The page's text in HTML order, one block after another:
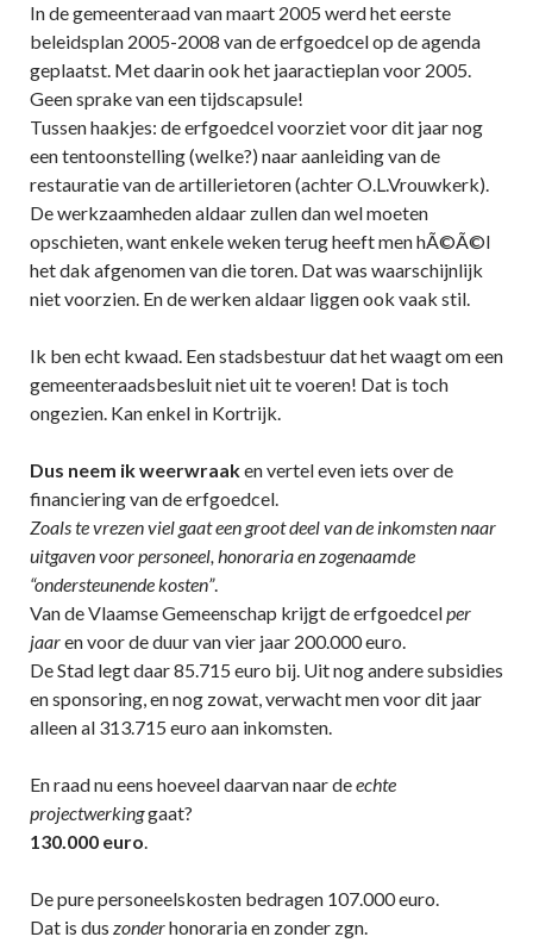
In de gemeenteraad van maart 2005 werd het eerste
beleidsplan 2005-2008 van de erfgoedcel op de agenda
geplaatst. Met daarin ook het jaaractieplan voor 2005.
Geen sprake van een tijdscapsule!
Tussen haakjes: de erfgoedcel voorziet voor dit jaar nog
een tentoonstelling (welke?) naar aanleiding van de
restauratie van de artillerietoren (achter O.L.Vrouwkerk).
De werkzaamheden aldaar zullen dan wel moeten
opschieten, want enkele weken terug heeft men hÃ©Ã©l
het dak afgenomen van die toren. Dat was waarschijnlijk
niet voorzien. En de werken aldaar liggen ook vaak stil.
Ik ben echt kwaad. Een stadsbestuur dat het waagt om een
gemeenteraadsbesluit niet uit te voeren! Dat is toch
ongezien. Kan enkel in Kortrijk.
Dus neem ik weerwraaken vertel even iets over de
financiering van de erfgoedcel.
Zoals te vrezen viel gaat een groot deel van de inkomsten naar
uitgaven voor personeel, honoraria en zogenaamde
“ondersteunende kosten”.
Van de Vlaamse Gemeenschap krijgt de erfgoedcelper
jaaren voor de duur van vier jaar 200.000 euro.
De Stad legt daar 85.715 euro bij. Uit nog andere subsidies
en sponsoring, en nog zowat, verwacht men voor dit jaar
alleen al 313.715 euro aan inkomsten.
En raad nu eens hoeveel daarvan naar deechte
projectwerkinggaat?
130.000 euro.
De pure personeelskosten bedragen 107.000 euro.
Dat is dus zonderhonoraria en zonder zgn.